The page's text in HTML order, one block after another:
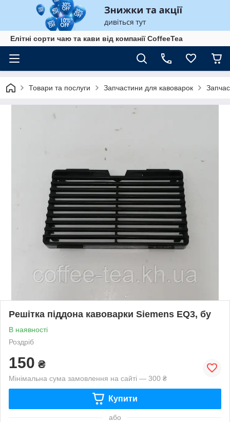
Елітні сорти чаю та кави від компанії CoffeeTea
Товари та послуги Запчастини для кавоварок
Решітка піддона кавоварки Siemens EQ3, бу
В наявності
Роздріб
150 ₴
Мінімальна сума замовлення на сайті — 300 ₴
Купити
або